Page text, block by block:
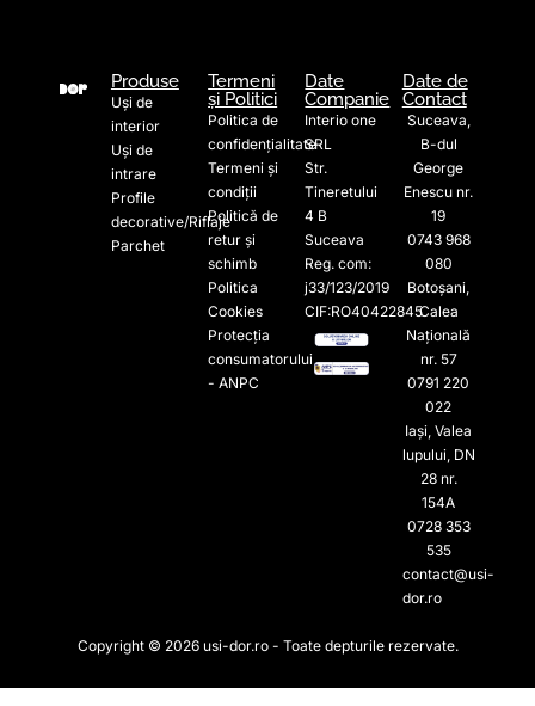
Produse
Uși de
interior
Uși de
intrare
Profile
decorative/Riflaje
Parchet
Termeni
și Politici
Politica de
confidențialitate
Termeni și
condiții
Politică de
retur și
schimb
Politica
Cookies
Protecția
consumatorului
- ANPC
Date
Companie
Interio one
SRL
Str.
Tineretului
4 B
Suceava
Reg. com:
j33/123/2019
CIF:RO40422845
Date de
Contact
Suceava,
B-dul
George
Enescu nr.
19
0743 968
080
Botoșani,
Calea
Națională
nr. 57
0791 220
022​
Iași, Valea
lupului, DN
28 nr.
154A
0728 353
535​
contact@usi-
dor.ro
Copyright © 2026 usi-dor.ro - Toate depturile rezervate.